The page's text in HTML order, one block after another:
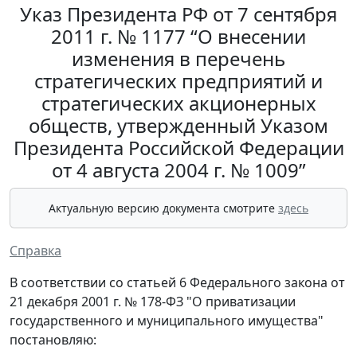
Указ Президента РФ от 7 сентября
2011 г. № 1177 “О внесении
изменения в перечень
стратегических предприятий и
стратегических акционерных
обществ, утвержденный Указом
Президента Российской Федерации
от 4 августа 2004 г. № 1009”
Актуальную версию документа смотрите здесь
Справка
В соответствии со статьей 6 Федерального закона от
21 декабря 2001 г. № 178-ФЗ "О приватизации
государственного и муниципального имущества"
постановляю: